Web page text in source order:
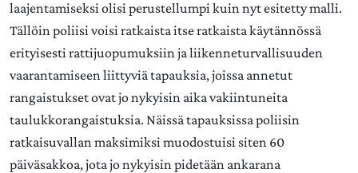
laajentamiseksi olisi perustellumpi kuin nyt esitetty malli.
Tällöin poliisi voisi ratkaista itse ratkaista käytännössä
erityisesti rattijuopumuksiin ja liikenneturvallisuuden
vaarantamiseen liittyviä tapauksia, joissa annetut
rangaistukset ovat jo nykyisin aika vakiintuneita
taulukkorangaistuksia. Näissä tapauksissa poliisin
ratkaisuvallan maksimiksi muodostuisi siten 60
päiväsakkoa, jota jo nykyisin pidetään ankarana